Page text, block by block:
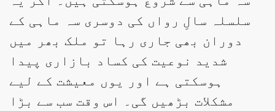
سلسلہ سالِ رواں کی دوسری سہ ماہی کے
دوران بھی جاری رہا تو ملک بھر میں
شدید نوعیت کی کساد بازاری پیدا
ہوسکتی ہے اور یوں معیشت کے لیے
مشکلات بڑھیں گی۔ اس وقت سب سے بڑا